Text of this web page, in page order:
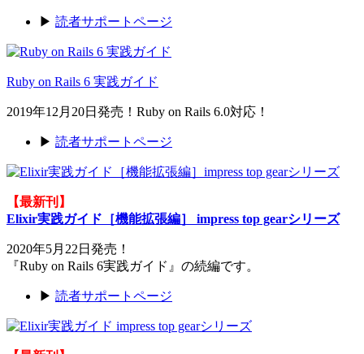
▶ 読者サポートページ
Ruby on Rails 6 実践ガイド
2019年12月20日発売！Ruby on Rails 6.0対応！
▶ 読者サポートページ
【最新刊】
Elixir実践ガイド［機能拡張編］ impress top gearシリーズ
2020年5月22日発売！
『Ruby on Rails 6実践ガイド』の続編です。
▶ 読者サポートページ